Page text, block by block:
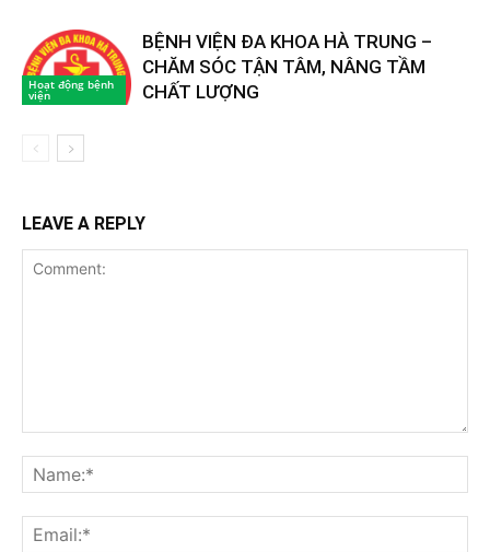
Hoạt động bệnh
viện
BỆNH VIỆN ĐA KHOA HÀ TRUNG –
CHĂM SÓC TẬN TÂM, NÂNG TẦM
CHẤT LƯỢNG
LEAVE A REPLY